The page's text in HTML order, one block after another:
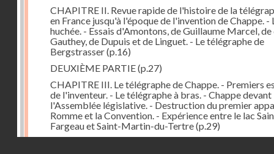
CHAPITRE II. Revue rapide de l'histoire de la
en France jusqu'à l'époque de l'invention de Chappe. -
huchée. - Essais d'Amontons, de Guillaume Marcel,
Gauthey, de Dupuis et de Linguet. - Le télégraphe de
Bergstrasser(p.16)
DEUXIÈME PARTIE(p.27)
CHAPITRE III. Le télégraphe de Chappe. - Premiers
de l'inventeur. - Le télégraphe à bras. - Chappe devant
l'Assemblée législative. - Destruction du premier
Romme et la Convention. - Expérience entre le lac
Fargeau et Saint-Martin-du-Tertre(p.29)